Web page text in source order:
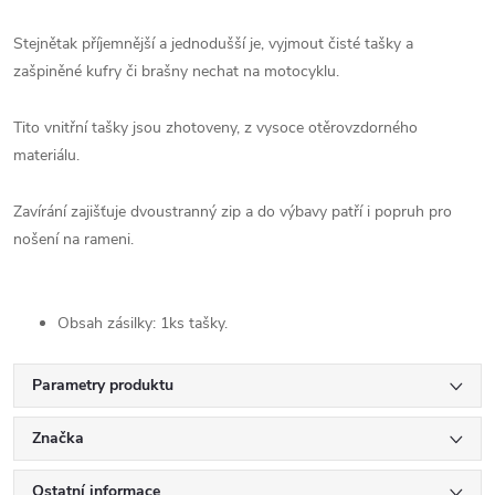
Stejnětak příjemnější a jednodušší je, vyjmout čisté tašky a
zašpiněné kufry či brašny nechat na motocyklu.
Tito vnitřní tašky jsou zhotoveny, z vysoce otěrovzdorného
materiálu.
Zavírání zajišťuje dvoustranný zip a do výbavy patří i popruh pro
nošení na rameni.
Obsah zásilky: 1ks tašky.
Parametry produktu
Značka